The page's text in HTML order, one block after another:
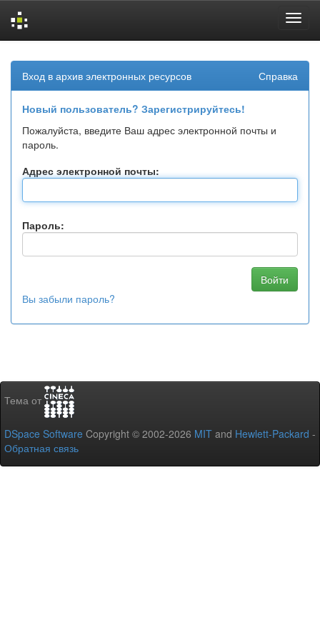
navigation
Вход в архив электронных ресурсов Справка
Новый пользователь? Зарегистрируйтесь!
Пожалуйста, введите Ваш адрес электронной почты и
пароль.
Адрес электронной почты:
Пароль:
Вы забыли пароль?
Тема от
DSpace Software Copyright © 2002-2026 MIT and Hewlett-Packard -
Обратная связь